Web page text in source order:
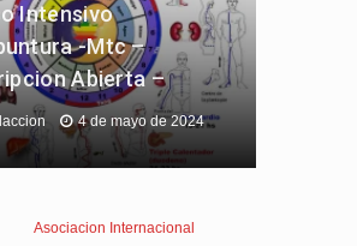
Intensivo
-Mtc –
Abierta –
4 de mayo de 2024
Asociacion Internacional